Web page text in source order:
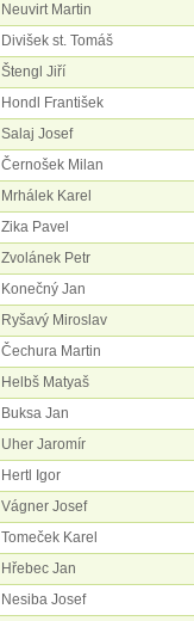
Neuvirt Martin
Divišek st. Tomáš
Štengl Jiří
Hondl František
Salaj Josef
Černošek Milan
Mrhálek Karel
Zika Pavel
Zvolánek Petr
Konečný Jan
Ryšavý Miroslav
Čechura Martin
Helbš Matyaš
Buksa Jan
Uher Jaromír
Hertl Igor
Vágner Josef
Tomeček Karel
Hřebec Jan
Nesiba Josef